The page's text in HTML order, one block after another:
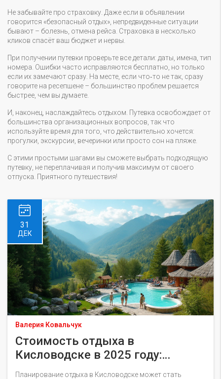
Не забывайте про страховку. Даже если в объявлении
говорится «безопасный отдых», непредвиденные ситуации
бывают – болезнь, отмена рейса. Страховка в несколько
кликов спасёт ваш бюджет и нервы.
При получении путевки проверьте все детали: даты, имена, тип
номера. Ошибки часто исправляются бесплатно, но только
если их замечают сразу. На месте, если что‑то не так, сразу
говорите на ресепшене – большинство проблем решается
быстрее, чем вы думаете.
И, наконец, наслаждайтесь отдыхом. Путевка освобождает от
большинства организационных вопросов, так что
используйте время для того, что действительно хочется:
прогулки, экскурсии, вечеринки или просто сон на пляже.
С этими простыми шагами вы сможете выбрать подходящую
путевку, не переплачивая и получив максимум от своего
отпуска. Приятного путешествия!
31
ДЕК
Валерия Ковальчук
Стоимость отдыха в
Кисловодске в 2025 году:
путевки и советы туристам
Планирование отдыха в Кисловодске может стать